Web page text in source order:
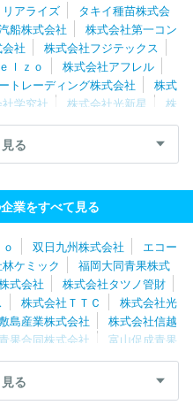
アライズ
タキイ種苗株式会
船株式会社
株式会社第一コン
社
株式会社フジテックス
ｌｚｏ
株式会社アフレル
トレーディング株式会社
株式
学究社 株式会社光新星
株
Ｃ
株式会社クリアストーン
・シー・ヘルスケアホールディン
株式会社
株式会社ハーモニ
社近鉄トレーディングサービス
る
業をすべて見る
双日九州株式会社
エコー
ケミック
福岡大同青果株式
式会社
株式会社タツノ管財
株式会社ＴＴＣ
株式会社光
島産業株式会社
株式会社信越
果合同株式会社
富山促成青果
ビス
イツワ商事株式会社
会社名港フラワーブリッジ
る